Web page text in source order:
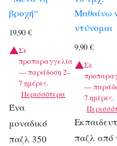
βροχή“
19,90 €
Σε
προπαραγγελία
— παράδοση 2–
7 ημέρες.
Περισσότερα
Ένα
μοναδικό
παζλ 350
Μαθαίνω
ντύνομαι
9,90€
Σε
—
7 ημέρες.
παζλ από